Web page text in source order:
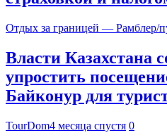
Отдых за границей — Рамблер/
Власти Казахстана
упростить
Байконур для
TourDom4 месяца спустя 0